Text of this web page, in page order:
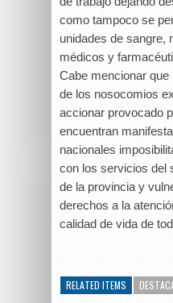
como tampoco se
unidades de sangre,
médicos y
Cabe mencionar
de los nosocomios
accionar provocado
encuentran
nacionales
con los servicios del
de la provincia y
derechos a la
calidad de vida de
RELATED ITEMS